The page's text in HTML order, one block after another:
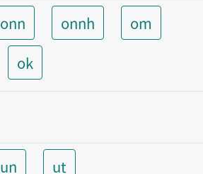
onn onnh
om
ok
un ut